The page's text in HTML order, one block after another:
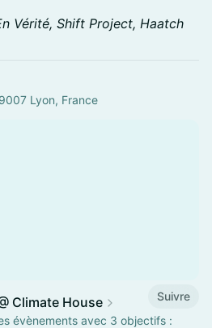
Vérité, Shift Project, Haatch
Lyon, France
Climate House
Suivre
évènements avec 3 objectifs :